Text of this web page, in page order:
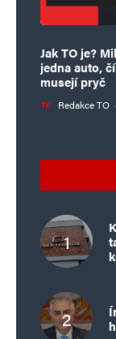
Jak TO je?
jedna auto,
musejí pryč
Redakce TO ·